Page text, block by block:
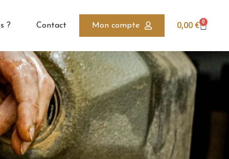
? Contact Mon compte 0,00 € 0